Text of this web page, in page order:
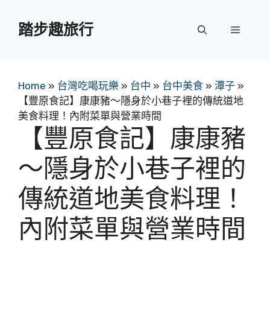
踏步趣旅行 選
Home » 台灣吃喝玩樂 » 台中 » 台中美食 » 潭子 »
【豐原食記】康康豬～隱身於小巷子裡的傳統道地
美食料理！內附菜單與營業時間
【豐原食記】康康豬
～隱身於小巷子裡的
傳統道地美食料理！
內附菜單與營業時間